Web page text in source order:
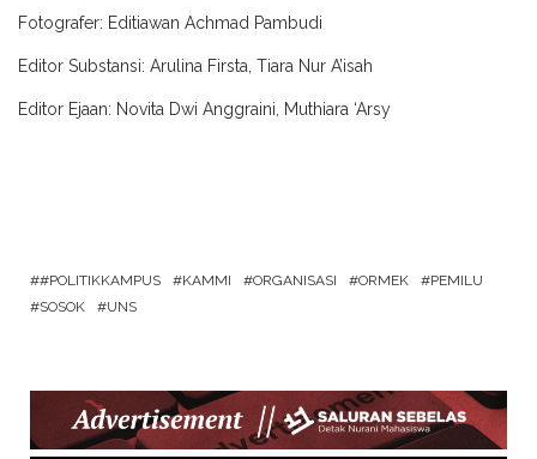
Fotografer: Editiawan Achmad Pambudi
Editor Substansi: Arulina Firsta, Tiara Nur A’isah
Editor Ejaan: Novita Dwi Anggraini, Muthiara ‘Arsy
#POLITIKKAMPUS KAMMI ORGANISASI ORMEK
PEMILU
SOSOK
UNS